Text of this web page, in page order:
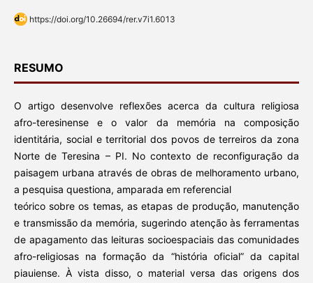
https://doi.org/10.26694/rer.v7i1.6013
RESUMO
O artigo desenvolve reflexões acerca da cultura religiosa
afro-teresinense e o valor da memória na composição
identitária, social e territorial dos povos de terreiros da zona
Norte de Teresina – PI. No contexto de reconfiguração da
paisagem urbana através de obras de melhoramento urbano,
a pesquisa questiona, amparada em referencial
teórico sobre os temas, as etapas de produção, manutenção
e transmissão da memória, sugerindo atenção às ferramentas
de apagamento das leituras socioespaciais das comunidades
afro-religiosas na formação da “história oficial” da capital
piauiense. À vista disso, o material versa das origens dos